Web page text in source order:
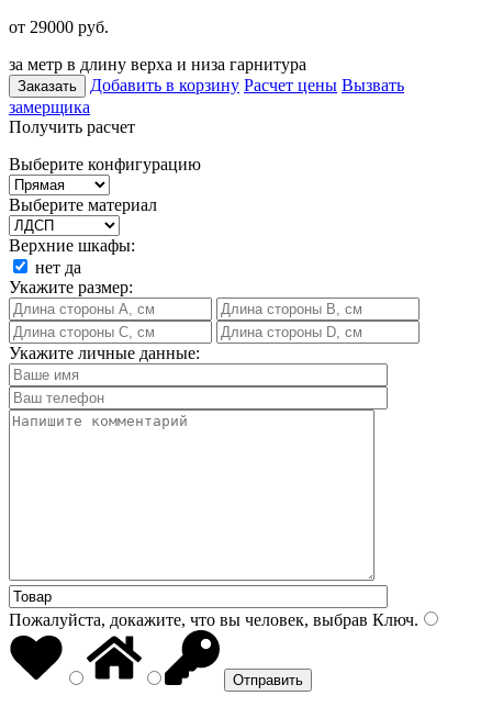
от 29000 руб.
за метр в длину верха и низа гарнитура
Заказать Добавить в корзину Расчет цены Вызвать
замерщика
Получить расчет
Выберите конфигурацию
Выберите материал
Верхние шкафы:
нет да
Укажите размер:
Укажите личные данные:
Пожалуйста, докажите, что вы человек, выбрав Ключ.